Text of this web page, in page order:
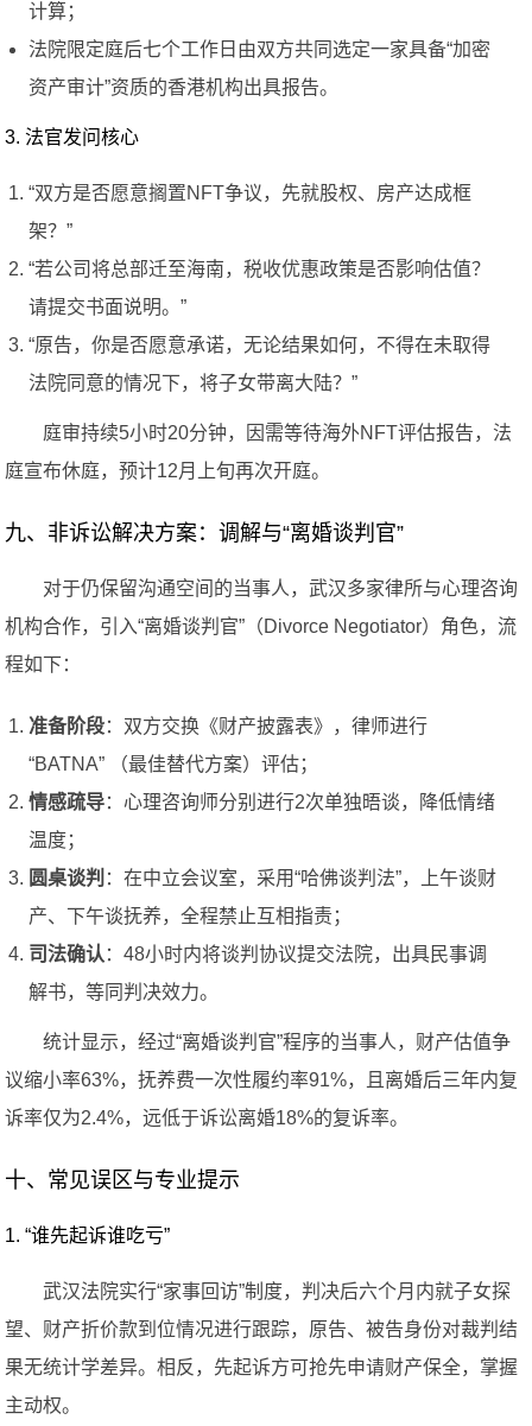
计算；
法院限定庭后七个工作日由双方共同选定一家具备“加密
资产审计”资质的香港机构出具报告。
3. 法官发问核心
“双方是否愿意搁置NFT争议，先就股权、房产达成框
架？”
“若公司将总部迁至海南，税收优惠政策是否影响估值？
请提交书面说明。”
“原告，你是否愿意承诺，无论结果如何，不得在未取得
法院同意的情况下，将子女带离大陆？”
庭审持续5小时20分钟，因需等待海外NFT评估报告，法
庭宣布休庭，预计12月上旬再次开庭。
九、非诉讼解决方案：调解与“离婚谈判官”
对于仍保留沟通空间的当事人，武汉多家律所与心理咨询
机构合作，引入“离婚谈判官”（Divorce Negotiator）角色，流
程如下：
准备阶段：双方交换《财产披露表》，律师进行
“BATNA” （最佳替代方案）评估；
情感疏导：心理咨询师分别进行2次单独晤谈，降低情绪
温度；
圆桌谈判 ：在中立会议室，采用“哈佛谈判法”，上午谈财
产、下午谈抚养，全程禁止互相指责；
司法确认 ：48小时内将谈判协议提交法院，出具民事调
解书，等同判决效力。
统计显示，经过“离婚谈判官”程序的当事人，财产估值争
议缩小率63%，抚养费一次性履约率91%，且离婚后三年内复
诉率仅为2.4%，远低于诉讼离婚18%的复诉率。
十、常见误区与专业提示
1. “谁先起诉谁吃亏”
武汉法院实行“家事回访”制度，判决后六个月内就子女探
望、财产折价款到位情况进行跟踪，原告、被告身份对裁判结
果无统计学差异。相反，先起诉方可抢先申请财产保全，掌握
主动权。